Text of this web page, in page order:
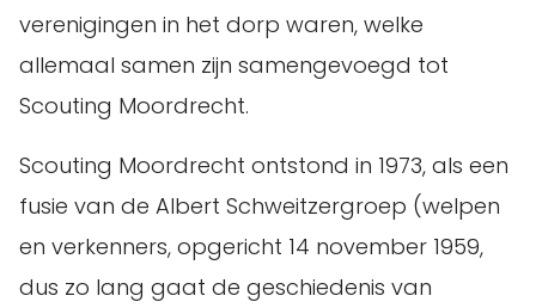
verenigingen in het dorp waren, welke
allemaal samen zijn samengevoegd tot
Scouting Moordrecht.
Scouting Moordrecht ontstond in 1973, als een
fusie van de Albert Schweitzergroep (welpen
en verkenners, opgericht 14 november 1959,
dus zo lang gaat de geschiedenis van